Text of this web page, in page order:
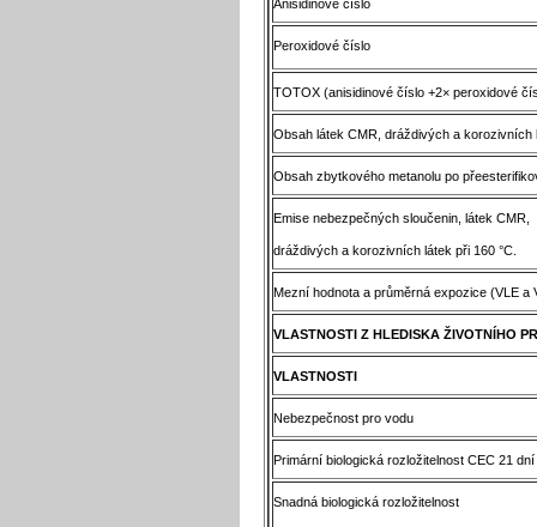
Anisidinové číslo
Peroxidové číslo
TOTOX (anisidinové číslo +2× peroxidové
Obsah látek CMR, dráždivých a korozivních
Obsah zbytkového metanolu po
Emise nebezpečných sloučenin, látek CMR,
dráždivých a korozivních látek při 160 °C.
Mezní hodnota a průměrná expozice (VLE a
VLASTNOSTI Z HLEDISKA ŽIVOTNÍHO
VLASTNOSTI
Nebezpečnost pro vodu
Primární biologická rozložitelnost CEC 21 dní
Snadná biologická rozložitelnost